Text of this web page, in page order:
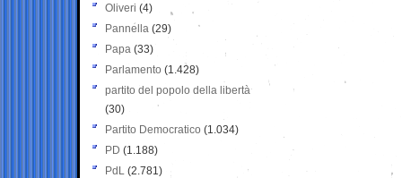
Oliveri (4)
Pannella (29)
Papa (33)
Parlamento (1.428)
partito del popolo della libertà
(30)
Partito Democratico (1.034)
PD (1.188)
PdL (2.781)